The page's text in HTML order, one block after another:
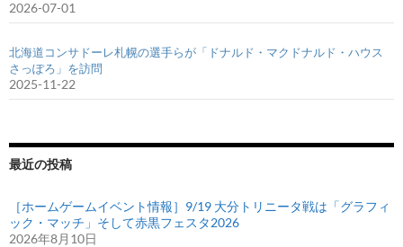
2026-07-01
北海道コンサドーレ札幌の選手らが「ドナルド・マクドナルド・ハウス
さっぽろ」を訪問
2025-11-22
最近の投稿
［ホームゲームイベント情報］9/19 大分トリニータ戦は「グラフィ
ック・マッチ」そして赤黒フェスタ2026
2026年8月10日